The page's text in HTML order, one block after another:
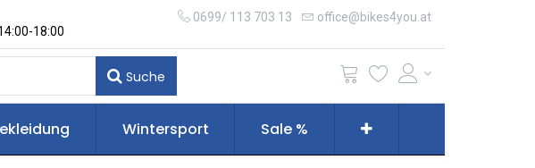
14:00-18:00
0699/ 113 703 13 office@bikes4you.at
Suche
Wintersport Sale %